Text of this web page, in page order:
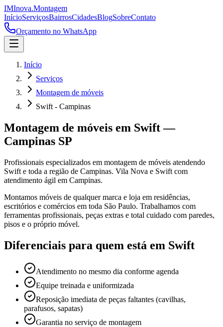
IMInova.Montagem
InícioServiçosBairrosCidadesBlogSobreContato
Orçamento no WhatsApp
Início
Serviços
Montagem de móveis
Swift - Campinas
Montagem de móveis em Swift—
Campinas SP
Profissionais especializados em montagem de móveis atendendo
Swift e toda a região de Campinas. Vila Nova e Swift com
atendimento ágil em Campinas.
Montamos móveis de qualquer marca e loja em residências,
escritórios e comércios em toda São Paulo. Trabalhamos com
ferramentas profissionais, peças extras e total cuidado com paredes,
pisos e o próprio móvel.
Diferenciais para quem está em Swift
Atendimento no mesmo dia conforme agenda
Equipe treinada e uniformizada
Reposição imediata de peças faltantes (cavilhas,
parafusos, sapatas)
Garantia no serviço de montagem